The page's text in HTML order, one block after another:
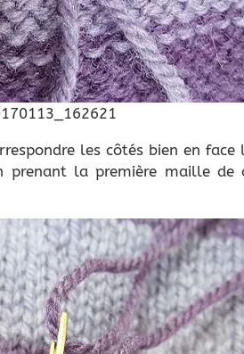
les côtés bien en face
prenant la première maille de